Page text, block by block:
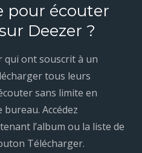
pour écouter
Deezer ?
qui ont souscrit à un
tous leurs
sans limite en
bureau. Accédez
l’album ou la liste de
Télécharger.